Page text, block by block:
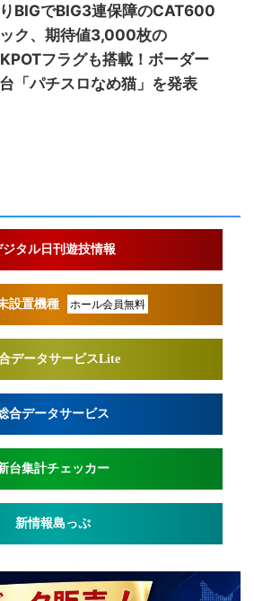
BIGでBIG3連保障のCAT600
ク、期待値3,000枚の
フラグも搭載！ボーダー
「パチスロなめ猫」を発表
ジタル日刊遊技情報
設置機種 ホール会員無料
データサービスLite
合データサービス
台集計チェッカー
新情報島っぷ